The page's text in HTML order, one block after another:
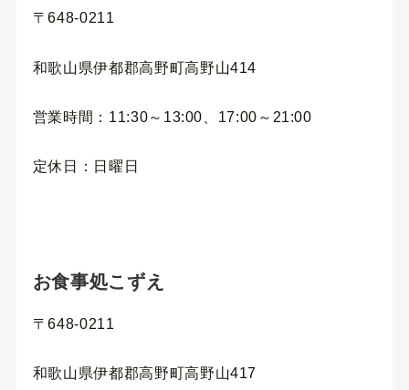
〒648-0211
和歌山県伊都郡高野町高野山414
営業時間：11:30～13:00、17:00～21:00
定休日：日曜日
お食事処こずえ
〒648-0211
和歌山県伊都郡高野町高野山417